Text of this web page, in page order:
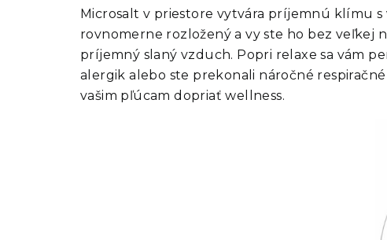
Microsalt v priestore vytvára príjemnú klímu s
rovnomerne rozložený a vy ste ho bez veľkej
príjemný slaný vzduch. Popri relaxe sa vám
alergik alebo ste prekonali náročné
vašim pľúcam dopriať wellness.